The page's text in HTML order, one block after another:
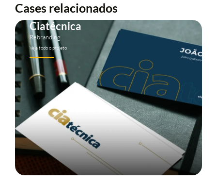
Cases relacionados
Ciatécnica
Rebranding
Veja todo o projeto